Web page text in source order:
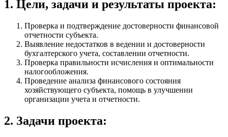
1. Цели, задачи и результаты проекта:
Проверка и подтверждение достоверности финансовой
отчетности субъекта.
Выявление недостатков в ведении и достоверности
бухгалтерского учета, составлении отчетности.
Проверка правильности исчисления и оптимальности
налогообложения.
Проведение анализа финансового состояния
хозяйствующего субъекта, помощь в улучшении
организации учета и отчетности.
2. Задачи проекта: